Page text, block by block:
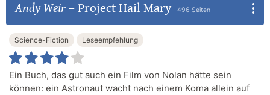
Andy Weir– Project Hail Mary 496 Seiten
Science-Fiction Leseempfehlung
Ein Buch, das gut auch ein Film von Nolan hätte sein
können: ein Astronaut wacht nach einem Koma allein auf